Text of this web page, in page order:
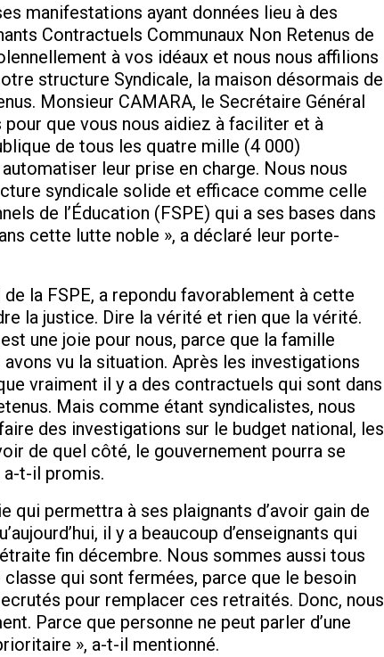
manifestations ayant données lieu à des
Contractuels Communaux Non Retenus de
à vos idéaux et nous nous affilions
structure Syndicale, la maison désormais de
Monsieur CAMARA, le Secrétaire Général
que vous nous aidiez à faciliter et à
de tous les quatre mille (4 000)
leur prise en charge. Nous nous
syndicale solide et efficace comme celle
de l’Éducation (FSPE) qui a ses bases dans
cette lutte noble », a déclaré leur porte-
la FSPE, a repondu favorablement à cette
la justice. Dire la vérité et rien que la vérité.
une joie pour nous, parce que la famille
vu la situation. Après les investigations
vraiment il y a des contractuels qui sont dans
Mais comme étant syndicalistes, nous
des investigations sur le budget national, les
de quel côté, le gouvernement pourra se
t-il promis.
qui permettra à ses plaignants d’avoir gain de
il y a beaucoup d’enseignants qui
fin décembre. Nous sommes aussi tous
qui sont fermées, parce que le besoin
pour remplacer ces retraités. Donc, nous
Parce que personne ne peut parler d’une
», a-t-il mentionné.